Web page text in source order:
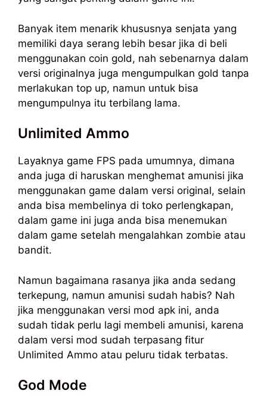
Banyak item menarik khususnya senjata yang
memiliki daya serang lebih besar jika di beli
menggunakan coin gold, nah sebenarnya dalam
versi originalnya juga mengumpulkan gold tanpa
merlakukan top up, namun untuk bisa
mengumpulnya itu terbilang lama.
Unlimited Ammo
Layaknya game FPS pada umumnya, dimana
anda juga di haruskan menghemat amunisi jika
menggunakan game dalam versi original, selain
anda bisa membelinya di toko perlengkapan,
dalam game ini juga anda bisa menemukan
dalam game setelah mengalahkan zombie atau
bandit.
Namun bagaimana rasanya jika anda sedang
terkepung, namun amunisi sudah habis? Nah
jika menggunakan versi mod apk ini, anda
sudah tidak perlu lagi membeli amunisi, karena
dalam versi mod sudah terpasang fitur
Unlimited Ammo atau peluru tidak terbatas.
God Mode